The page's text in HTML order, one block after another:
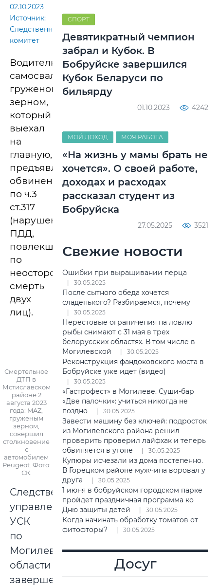
02.10.2023
Источник:
Следственный
комитет
Водителю
самосвала,
груженого
зерном,
который
выехал
на
главную,
предъявлено
обвинение
по ч.3
ст.317
(нарушение
ПДД,
повлекшее
по
неосторожности
смерть
двух
лиц).
Смертельное
ДТП в
Мстиславском
районе 2
августа 2023
года: MAZ,
груженым
зерном,
совершил
столкновение
с
автомобилем
Peugeot. Фото:
СК.
Следственным
управлением
УСК
по
Могилевской
области
завершено
СПОРТ
Девятикратный чемпион
забрал и Кубок. В
Бобруйске завершился
Кубок Беларуси по
бильярду
01.10.2023 4242
МОЙ ДОХОД МОЯ РАБОТА
«На жизнь у мамы брать не
хочется». О своей работе,
доходах и расходах
рассказал студент из
Бобруйска
27.05.2025 3521
Свежие новости
Ошибки при выращивании перца
30.05.2025
После сытного обеда хочется
сладенького? Разбираемся, почему
30.05.2025
Нерестовые ограничения на ловлю
рыбы снимают с 31 мая в трех
белорусских областях. В том числе в
Могилевской
30.05.2025
Реконструкция фандоковского моста в
Бобруйске уже идет (видео)
30.05.2025
«Гастрофест» в Могилеве. Суши-бар
«Две палочки»: учиться никогда не
поздно
30.05.2025
Завести машину без ключей: подросток
из Могилевского района решил
проверить проверил лайфхак и теперь
обвиняется в угоне
30.05.2025
Купюры исчезали из дома постепенно.
В Горецком районе мужчина воровал у
друга
30.05.2025
1 июня в бобруйском городском парке
пройдет праздничная программа ко
Дню защиты детей
30.05.2025
Когда начинать обработку томатов от
фитофторы?
30.05.2025
Досуг